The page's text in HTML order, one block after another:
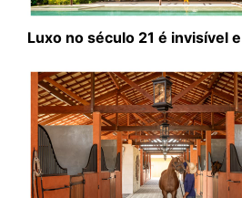
Luxo no século 21 é invisível